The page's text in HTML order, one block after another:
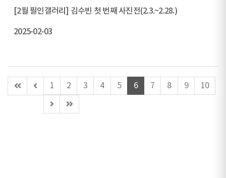
[2월 필인갤러리] 김수빈 첫 번째 사진전(2.3.~2.28.)
2025-02-03
첫
페
이
전
1 2 3 4 5 6 7 8 9
10
다
음
마
지